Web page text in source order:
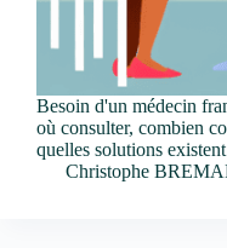
Besoin d'un médecin
où consulter, combien
quelles solutions
Christophe